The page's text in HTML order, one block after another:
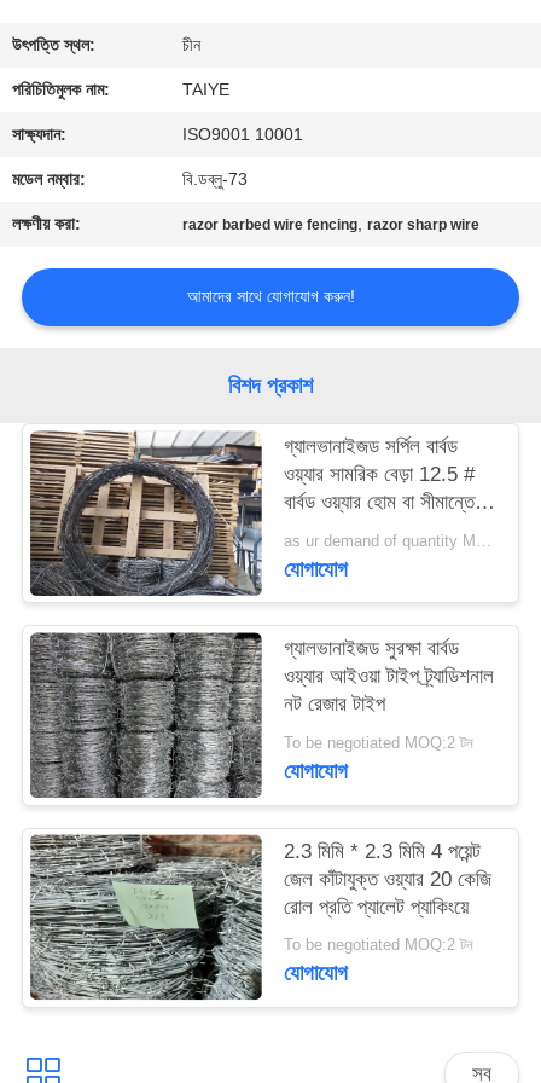
যোগাযোগ
করুন
খবর
উদ্ধৃতির
জন্য
সাইট
ম্যাপ
PRIVACY
POLICY
উৎপত্তি স্থল: চীন
পরিচিতিমুলক নাম: TAIYE
সাক্ষ্যদান: ISO9001 10001
মডেল নম্বার: বি.ডব্লু-73
লক্ষণীয় করা: razor barbed wire fencing,razor sharp wire
আমাদের সাথে যোগাযোগ করুন!
বিশদ প্রকাশ
গ্যালভানাইজড সর্পিল বার্বড
ওয়্যার সামরিক বেড়া 12.5 #
বার্বড ওয়্যার হোম বা সীমান্তে
ব্যবহৃত হয়
as ur demand of quantity MOQ:15tonns
যোগাযোগ
গ্যালভানাইজড সুরক্ষা বার্বড
ওয়্যার আইওয়া টাইপ ট্র্যাডিশনাল
নট রেজার টাইপ
To be negotiated MOQ:2 টন
যোগাযোগ
2.3 মিমি * 2.3 মিমি 4 পয়েন্ট
জেল কাঁটাযুক্ত ওয়্যার 20 কেজি
রোল প্রতি প্যালেট প্যাকিংয়ে
To be negotiated MOQ:2 টন
যোগাযোগ
সব